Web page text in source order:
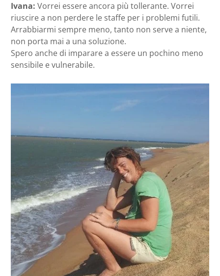
Ivana: Vorrei essere ancora più tollerante. Vorrei
riuscire a non perdere le staffe per i problemi futili.
Arrabbiarmi sempre meno, tanto non serve a niente,
non porta mai a una soluzione.
Spero anche di imparare a essere un pochino meno
sensibile e vulnerabile.